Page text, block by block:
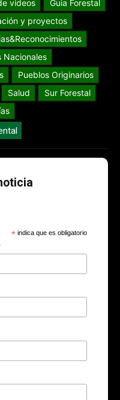
videos
Guia Forestal
y proyectos
Nacionales
Pueblos Originarios
Salud
Sur Forestal
* indica que es obligatorio